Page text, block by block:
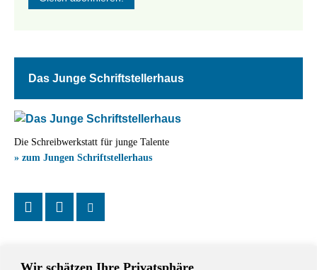
Wir schätzen Ihre Privatsphäre
Das Junge Schriftstellerhaus
Die Schreibwerkstatt für junge Talente
» zum Jungen Schriftstellerhaus